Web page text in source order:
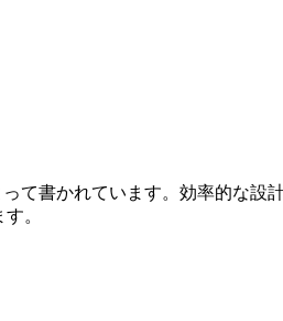
て書かれています。効率的な
。